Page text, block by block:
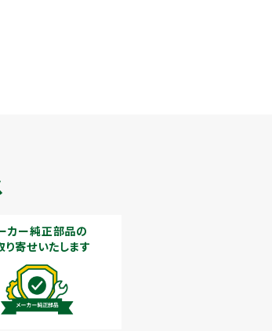
カー純正部品の
り寄せいたします